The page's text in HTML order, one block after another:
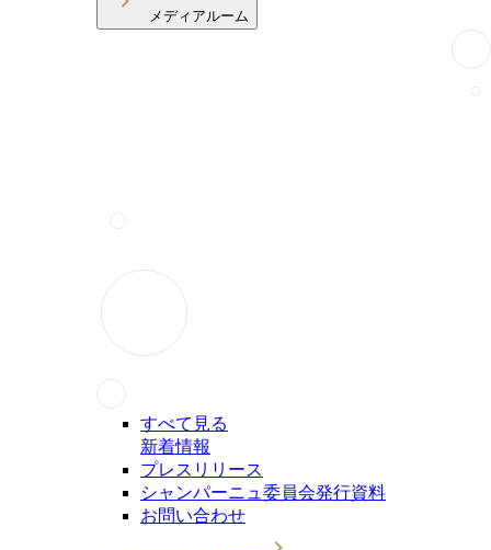
メディアルーム
すべて見る
新着情報
プレスリリース
シャンパーニュ委員会発行資料
お問い合わせ